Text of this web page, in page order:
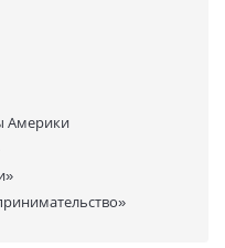
птица помогла нам
в первую очередь
нас этого чудесного
Америки